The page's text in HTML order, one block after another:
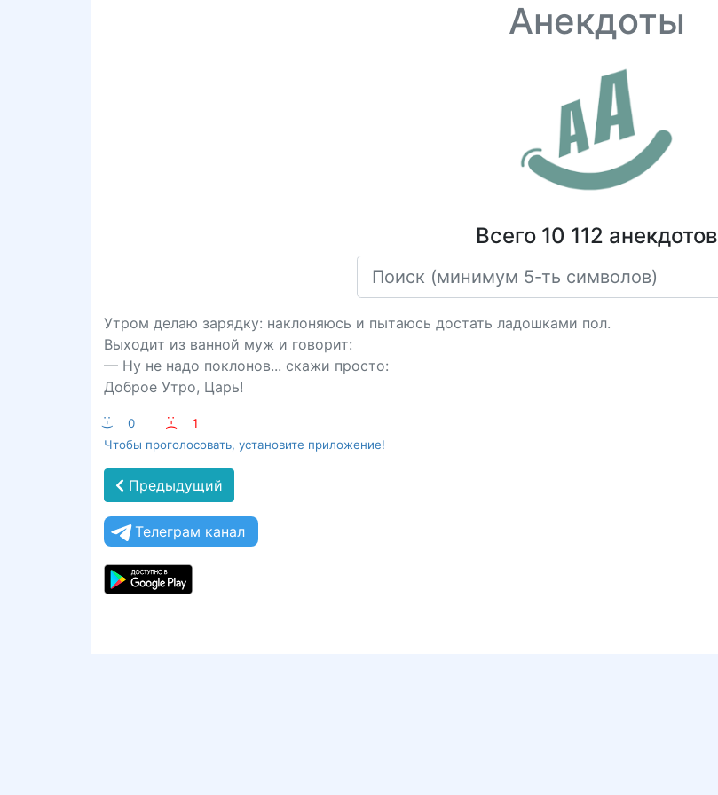
Анекдоты
Всего 10 112 анекдотов
Утром делаю зарядку: наклоняюсь и пытаюсь достать ладошками пол.
Выходит из ванной муж и говорит:
— Ну не надо поклонов... скажи просто:
Доброе Утро, Царь!
:-) 0 :-(
1
Чтобы проголосовать, установите приложение!
Предыдущий
Телеграм канал